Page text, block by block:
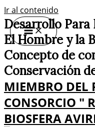
Ir al contenido
Desarrollo Para
El Hombre y la
Concepto de
Conservación
MIEMBRO DEL
CONSORCIO "
BIOSFERA